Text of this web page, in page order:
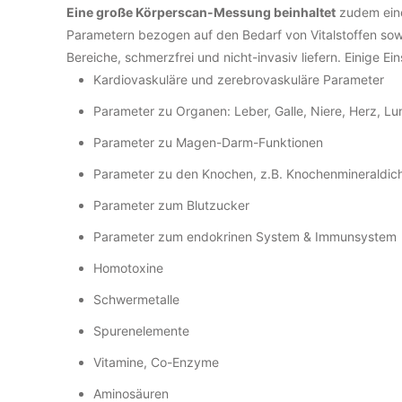
Eine große Körperscan-Messung beinhaltet zudem
Parametern bezogen auf den Bedarf von Vitalstoffen
Bereiche, schmerzfrei und nicht-invasiv liefern. Einige
Kardiovaskuläre und zerebrovaskuläre Parameter
Parameter zu Organen: Leber, Galle, Niere, Herz,
Parameter zu Magen-Darm-Funktionen
Parameter zu den Knochen, z.B.
Parameter zum Blutzucker
Parameter zum endokrinen System & Immunsystem
Homotoxine
Schwermetalle
Spurenelemente
Vitamine, Co-Enzyme
Aminosäuren